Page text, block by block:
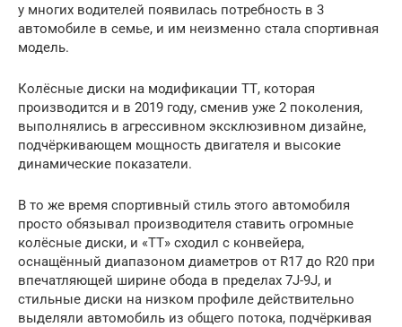
у многих водителей появилась потребность в 3
автомобиле в семье, и им неизменно стала спортивная
модель.
Колёсные диски на модификации ТТ, которая
производится и в 2019 году, сменив уже 2 поколения,
выполнялись в агрессивном эксклюзивном дизайне,
подчёркивающем мощность двигателя и высокие
динамические показатели.
В то же время спортивный стиль этого автомобиля
просто обязывал производителя ставить огромные
колёсные диски, и «ТТ» сходил с конвейера,
оснащённый диапазоном диаметров от R17 до R20 при
впечатляющей ширине обода в пределах 7J-9J, и
стильные диски на низком профиле действительно
выделяли автомобиль из общего потока, подчёркивая